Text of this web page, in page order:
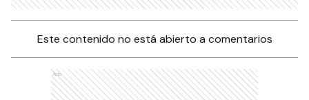
Este contenido no está abierto a comentarios
Ads